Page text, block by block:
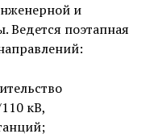
и
Ведется поэтапная
кВ,